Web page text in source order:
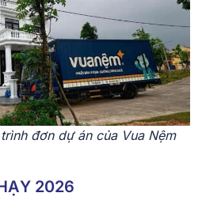
đơn dự án của Vua Nệm
2026